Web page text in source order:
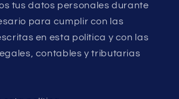
tus datos personales durante
para cumplir con las
en esta política y con las
contables y tributarias